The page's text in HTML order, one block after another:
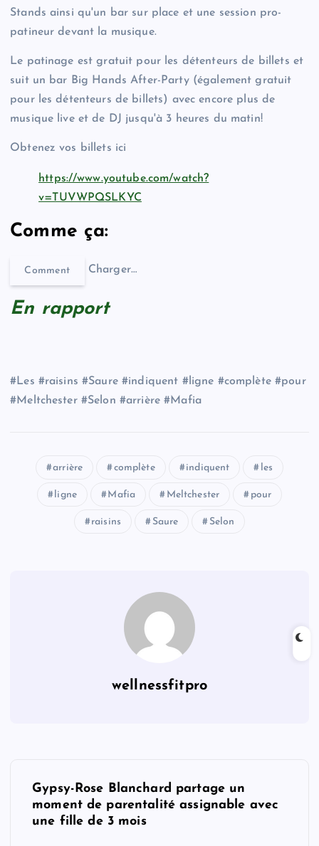
Stands ainsi qu'un bar sur place et une session pro-
patineur devant la musique.
Le patinage est gratuit pour les détenteurs de billets et
suit un bar Big Hands After-Party (également gratuit
pour les détenteurs de billets) avec encore plus de
musique live et de DJ jusqu'à 3 heures du matin!
Obtenez vos billets ici
https://www.youtube.com/watch?
v=TUVWPQSLKYC
Comme ça:
Comment Charger…
En rapport
#Les #raisins #Saure #indiquent #ligne #complète #pour
#Meltchester #Selon #arrière #Mafia
arrière complète indiquent les
ligne Mafia Meltchester pour
raisins Saure Selon
wellnessfitpro
Gypsy-Rose Blanchard partage un
moment de parentalité assignable avec
une fille de 3 mois